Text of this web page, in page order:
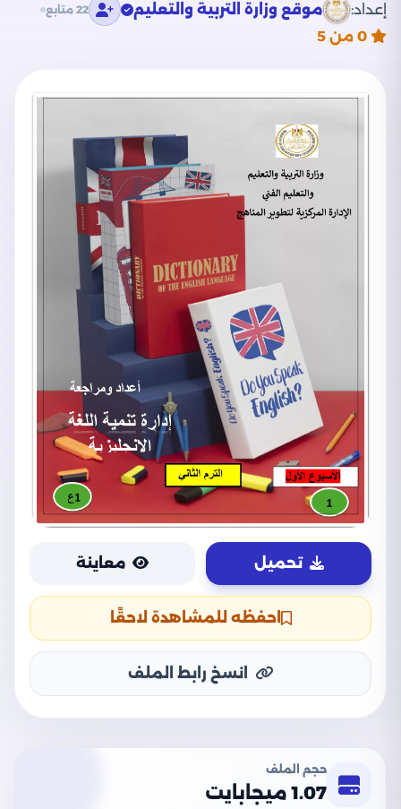
إعداد: موقع وزارة التربية والتعليم 22 متابع
0 من 5
تحميل معاينة
احفظه للمشاهدة لاحقًا
انسخ رابط الملف
حجم الملف
1.07 ميجابايت